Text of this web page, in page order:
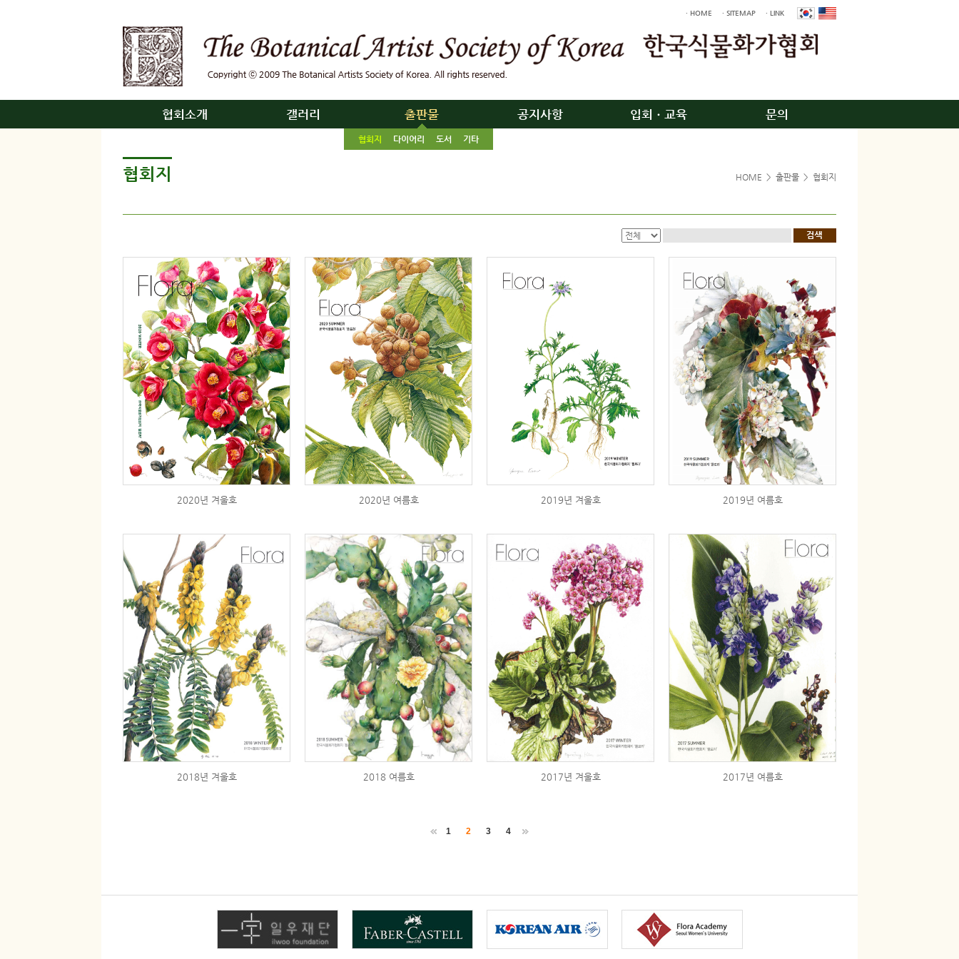
· HOME · SITEMAP · LINK
협회소개 갤러리 출판물
협회지 다이어리 도서 기타
공지사항 입회ㆍ교육 문의
협회지 HOME > 출판물 > 협회지
2020년 겨울호 2020년 여름호 2019년 겨울호 2019년 여름호
2018년 겨울호 2018 여름호 2017년 겨울호 2017년 여름호
1 2 3 4